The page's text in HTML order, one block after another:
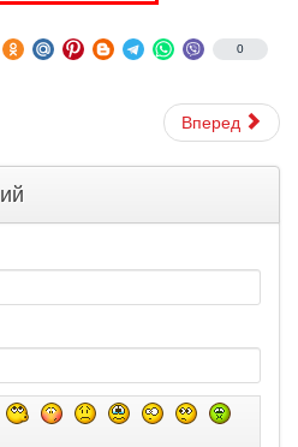
0
Вперед